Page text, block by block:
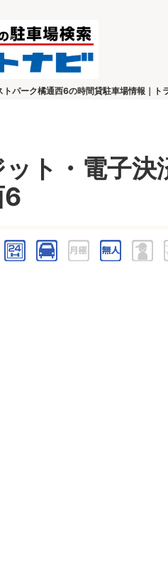
トパーク橘通西6の時間貸駐車場情報｜
ット・電子
6